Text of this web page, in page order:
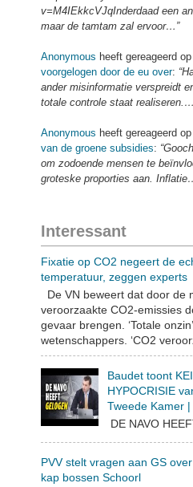
v=M4IEkkcVJqInderdaad een
maar de tamtam zal ervoor…”
Anonymous heeft gereageerd op
voorgelogen door de eu over:
ander misinformatie verspreidt
totale controle staat
Anonymous heeft gereageerd op
van de groene subsidies:
om zodoende mensen te
groteske proporties aan.
Interessant
Fixatie op CO2 negeert de
temperatuur, zeggen experts
De VN beweert dat door de
veroorzaakte CO2-emissies
gevaar brengen. ‘Totale
wetenschappers. ‘CO2
Baudet toont
HYPOCRISIE
Tweede Kamer |
DE NAVO
PVV stelt vragen aan GS
kap bossen Schoorl